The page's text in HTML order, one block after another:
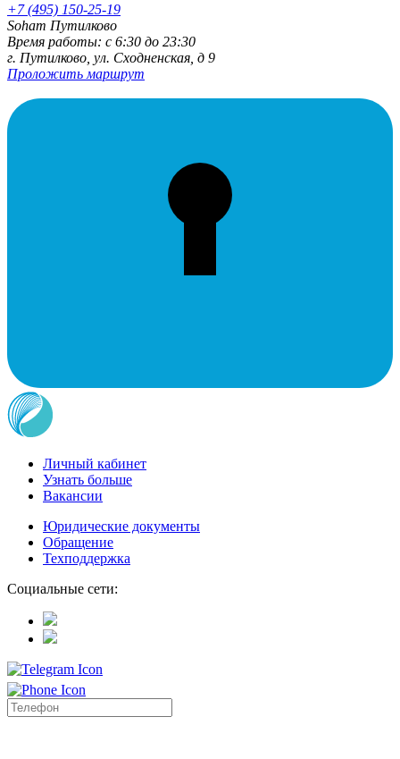
+7 (495) 150-25-19
Soham Путилково
Время работы: c 6:30 до 23:30
г. Путилково, ул. Сходненская, д 9
Проложить маршрут
Личный кабинет
Узнать больше
Вакансии
Юридические документы
Обращение
Техподдержка
Социальные сети: